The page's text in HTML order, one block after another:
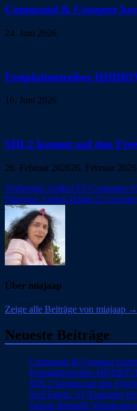
Command & Conquer
24. Juni 2026
Festplattentreiber
16. Juni 2026
SDL2 kommt auf den
26. Februar 202626. Februar 2026
Beitragsnavigation
Vorheriger Artikel ST-Computer
Nächster Artikel Hatari 2.3
Über miajaap
Zeige alle Beiträge von miajaap →
Neueste Beiträge
Command & Conquer
Festplattentreiber
SDL2 kommt auf den
NoSTalgia: ST-Emulator
Falcon Rebuild: